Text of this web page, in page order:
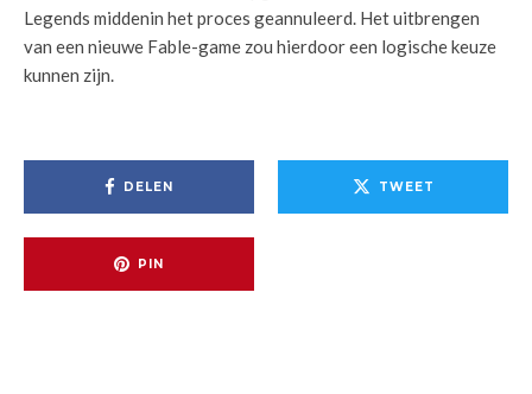
Legends middenin het proces geannuleerd. Het uitbrengen
van een nieuwe Fable-game zou hierdoor een logische keuze
kunnen zijn.
DELEN TWEET
PIN